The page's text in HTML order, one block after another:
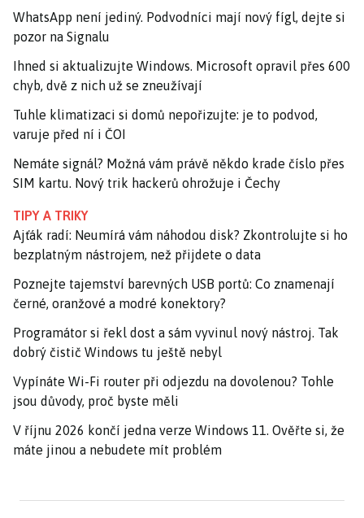
WhatsApp není jediný. Podvodníci mají nový fígl, dejte si
pozor na Signalu
Ihned si aktualizujte Windows. Microsoft opravil přes 600
chyb, dvě z nich už se zneužívají
Tuhle klimatizaci si domů nepořizujte: je to podvod,
varuje před ní i ČOI
Nemáte signál? Možná vám právě někdo krade číslo přes
SIM kartu. Nový trik hackerů ohrožuje i Čechy
TIPY A TRIKY
Ajťák radí: Neumírá vám náhodou disk? Zkontrolujte si ho
bezplatným nástrojem, než přijdete o data
Poznejte tajemství barevných USB portů: Co znamenají
černé, oranžové a modré konektory?
Programátor si řekl dost a sám vyvinul nový nástroj. Tak
dobrý čistič Windows tu ještě nebyl
Vypínáte Wi-Fi router při odjezdu na dovolenou? Tohle
jsou důvody, proč byste měli
V říjnu 2026 končí jedna verze Windows 11. Ověřte si, že
máte jinou a nebudete mít problém